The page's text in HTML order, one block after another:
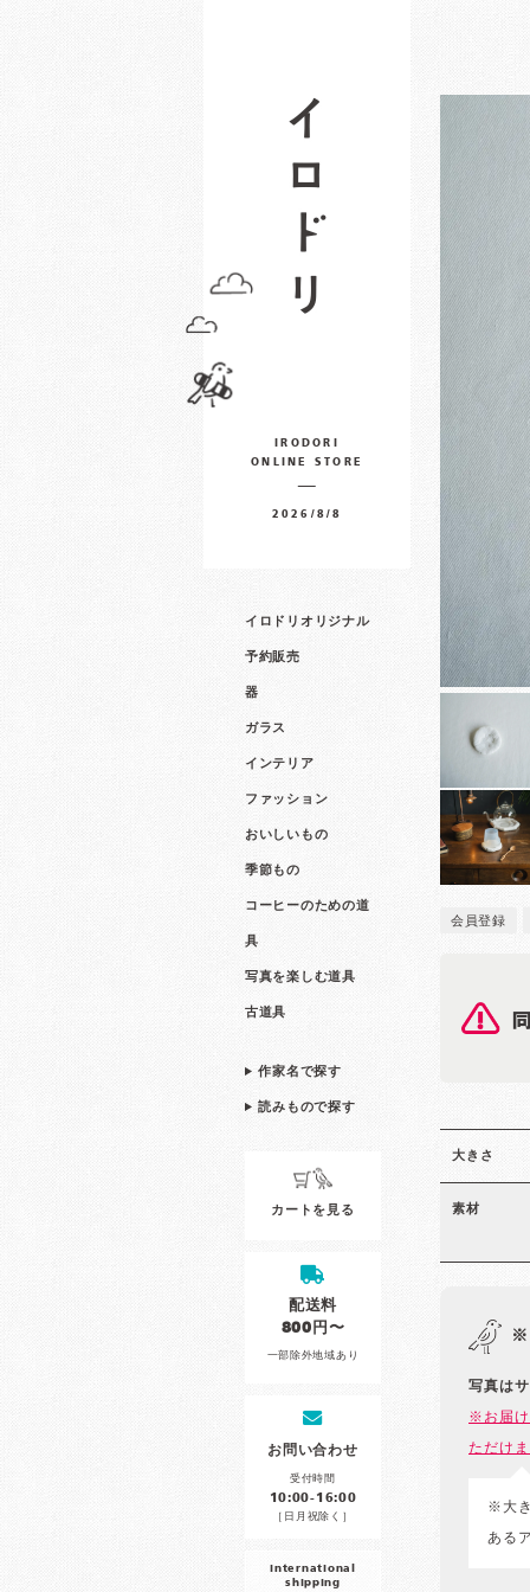
IRODORI
ONLINE STORE
2026/8/8
イロドリオリジナル
予約販売
器
ガラス
インテリア
ファッション
おいしいもの
季節もの
コーヒーのための道
具
写真を楽しむ道具
古道具
作家名で探す
読みもので探す
カートを見る
配送料
800円〜
一部除外地域あり
お問い合わせ
受付時間
10:00-16:00
［日月祝除く］
international
shipping
会員登録
大きさ
素材
※
写真は
※お届け
ただけ
※大
ある